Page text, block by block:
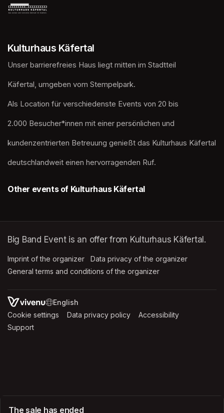
The sale has ended
Kulturhaus Käfertal
Unser barrierefreies Haus liegt mitten im Stadtteil
Käfertal, umgeben vom Stempelpark.
Als Location für verschiedenste Events von 20 bis
2.000 Besucher*innen mit einer persönlichen und
kundenzentrierten Betreuung genießt das Kulturhaus Käfertal
deutschlandweit einen hervorragenden Ruf.
Other events of Kulturhaus Käfertal
Big Band Event is an offer from Kulturhaus Käfertal.
Imprint of the organizer (opens in a new tab)
Data privacy of the organizer
General terms and conditions of the organizer
SWITCH LANGUAGE
Cookie settings (opens in a new tab)
Data privacy policy (opens in a new tab)
Accessibility
Support